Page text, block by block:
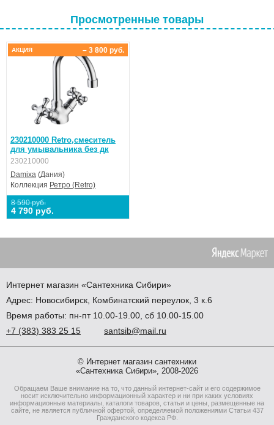
Просмотренные товары
230210000 Retro,смеситель
для умывальника без дк
230210000
Damixa (Дания)
Коллекция Ретро (Retro)
8 590 руб.
4 790 руб.
– 3 800 руб.
АКЦИЯ
Интернет магазин «Сантехника Сибири»
Адрес: Новосибирск Комбинатский переулок, 3 к.6
Время работы: пн-пт 10.00-19.00, сб 10.00-15.00
+7 (383) 383 25 15 santsib@mail.ru
© Интернет магазин сантехники
«Сантехника Сибири», 2008-2026
Обращаем Ваше внимание на то, что данный интернет-сайт и его содержимое
носит исключительно информационный характер и ни при каких условиях
информационные материалы, каталоги товаров, статьи и цены, размещенные на
сайте, не является публичной офертой, определяемой положениями Статьи 437
Гражданского кодекса РФ.